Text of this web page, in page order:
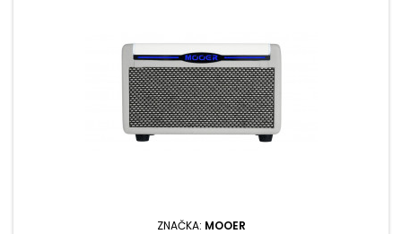
ZNAČKA: MOOER